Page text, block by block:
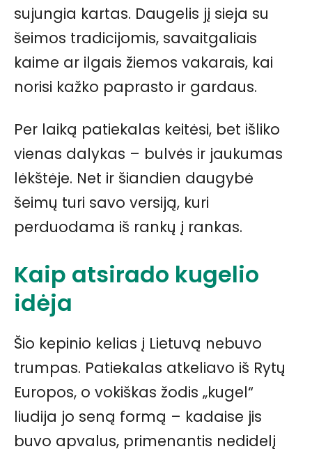
sujungia kartas. Daugelis jį sieja su
šeimos tradicijomis, savaitgaliais
kaime ar ilgais žiemos vakarais, kai
norisi kažko paprasto ir gardaus.
Per laiką patiekalas keitėsi, bet išliko
vienas dalykas – bulvės ir jaukumas
lėkštėje. Net ir šiandien daugybė
šeimų turi savo versiją, kuri
perduodama iš rankų į rankas.
Kaip atsirado kugelio
idėja
Šio kepinio kelias į Lietuvą nebuvo
trumpas. Patiekalas atkeliavo iš Rytų
Europos, o vokiškas žodis „kugel“
liudija jo seną formą – kadaise jis
buvo apvalus, primenantis nedidelį